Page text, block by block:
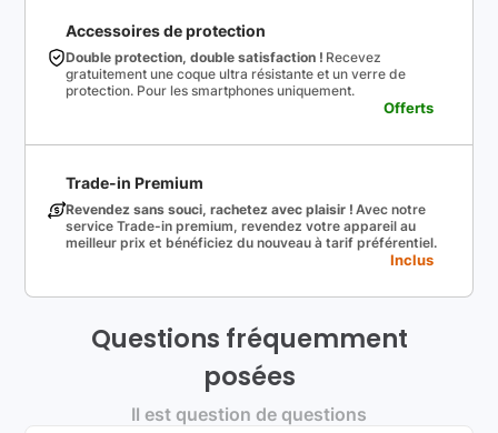
Accessoires de protection
Double protection, double satisfaction ! Recevez
gratuitement une coque ultra résistante et un verre de
protection. Pour les smartphones uniquement.
Offerts
Trade-in Premium
Revendez sans souci, rachetez avec plaisir ! Avec notre
service Trade-in premium, revendez votre appareil au
meilleur prix et bénéficiez du nouveau à tarif préférentiel.
Inclus
Questions fréquemment
posées
Il est question de questions